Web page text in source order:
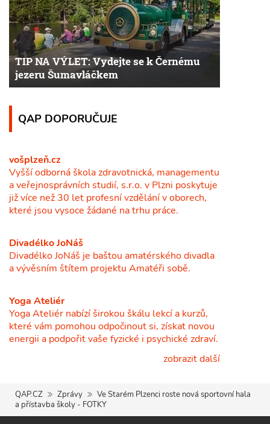
TIP NA VÝLET: Vydejte se k Černému
jezeru Šumavláčkem
QAP DOPORUČUJE
vošplzeň.cz
Vyšší odborná škola zdravotnická, managementu
a veřejnosprávních studií, s.r.o. v Plzni poskytuje
již více než 30 let profesní vzdělání v oborech,
které jsou vysoce žádané na trhu práce.
Divadélko JoNáš
Divadélko JoNáš je baštou amatérského divadla
a vývěsním štítem projektu Amatéři sobě.
Yoga Ateliér
Yoga Ateliér nabízí širokou škálu lekcí a kurzů,
které vám pomohou odpočinout si, získat novou
energii a podpořit vaše fyzické i psychické zdraví.
zobrazit další
QAP.CZ Zprávy
Ve Starém Plzenci roste nová sportovní hala
a přístavba školy - FOTKY